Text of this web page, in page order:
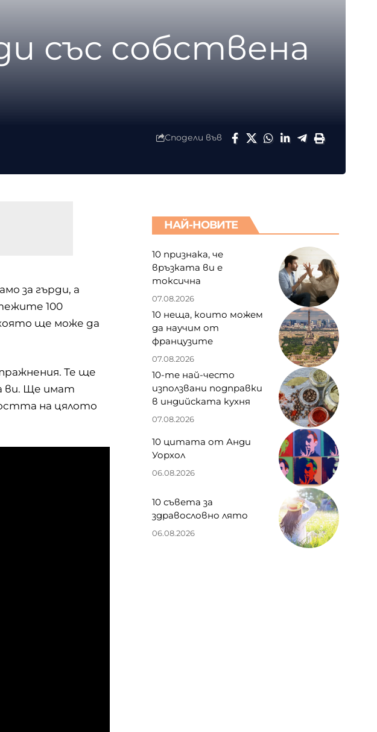
със собствена
Сподели във
за гърди, а
100
ще може да
Те ще
ви. Ще имат
на цялото
НАЙ-НОВИТЕ
10 признака, че
връзката ви е
токсична
07.08.2026
10 неща, които можем
да научим от
французите
07.08.2026
10-те най-често
използвани подправки
в индийската кухня
07.08.2026
10 цитата от Анди
Уорхол
06.08.2026
10 съвета за
здравословно лято
06.08.2026